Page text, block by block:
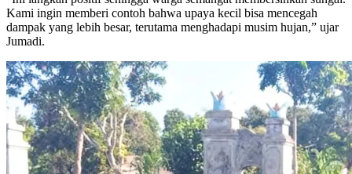
Kami ingin memberi contoh bahwa upaya kecil bisa mencegah
dampak yang lebih besar, terutama menghadapi musim hujan,” ujar
Jumadi.